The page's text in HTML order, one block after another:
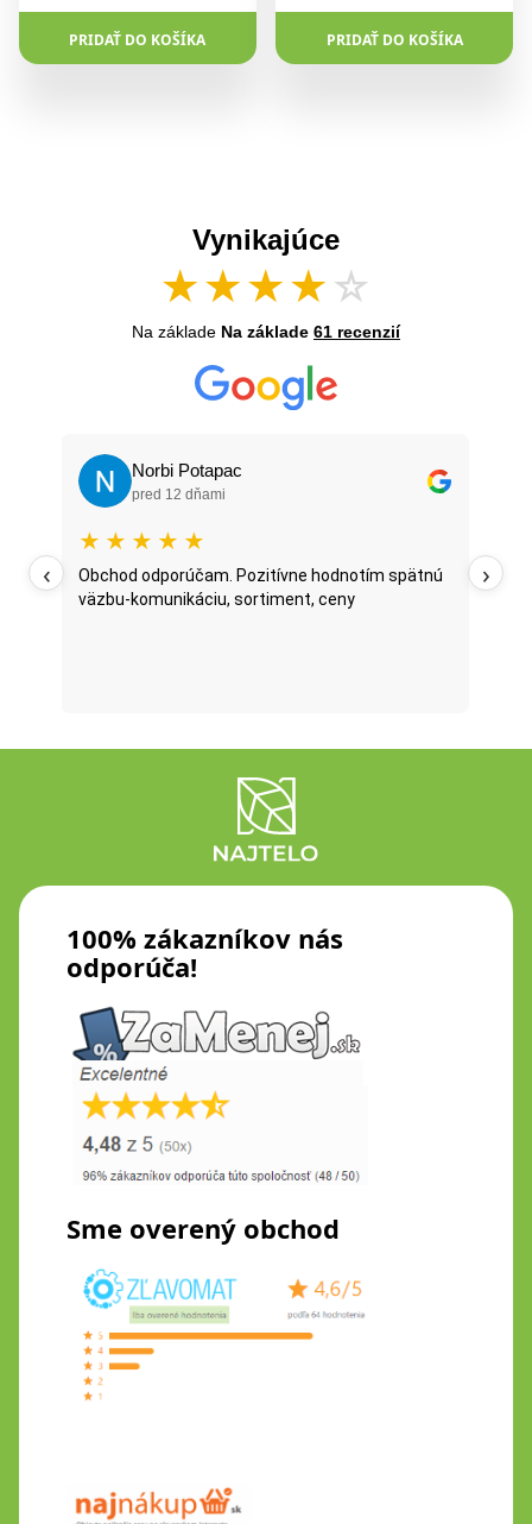
PRIDAŤ DO KOŠÍKA PRIDAŤ DO KOŠÍKA
Vynikajúce
★★★★☆
Na základe Na základe 61 recenzií
Norbi Potapac
pred 12 dňami
★ ★ ★ ★ ★
Obchod odporúčam. Pozitívne hodnotím spätnú
väzbu-komunikáciu, sortiment, ceny
‹ ›
100% zákazníkov nás
odporúča!
Sme overený obchod